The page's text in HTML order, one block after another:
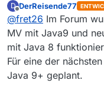
D
Offline
DerReisende77
@fret26 Im Forum
MV mit Java9 und
mit Java 8
Für eine der
Java 9+ geplant.